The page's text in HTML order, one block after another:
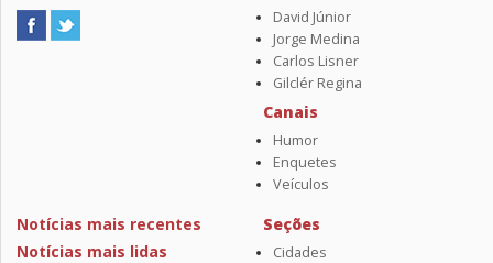
David Júnior
Jorge Medina
Carlos Lisner
Gilclér Regina
Canais
Humor
Enquetes
Veículos
Notícias mais recentes
Notícias mais lidas
Seções
Cidades